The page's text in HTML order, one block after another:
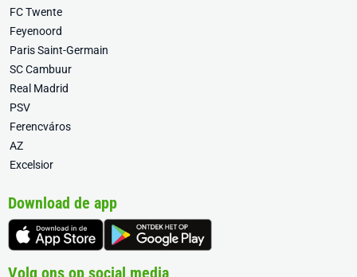
FC Twente
Feyenoord
Paris Saint-Germain
SC Cambuur
Real Madrid
PSV
Ferencváros
AZ
Excelsior
Download de app
Volg ons op social media